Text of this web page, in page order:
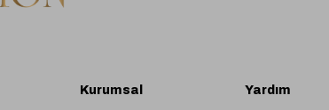
Kurumsal Yardım